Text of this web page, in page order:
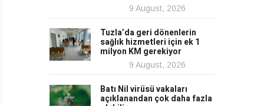
9 August, 2026
Tuzla’da geri dönenlerin
sağlık hizmetleri için ek 1
milyon KM gerekiyor
9 August, 2026
Batı Nil virüsü vakaları
açıklanandan çok daha fazla